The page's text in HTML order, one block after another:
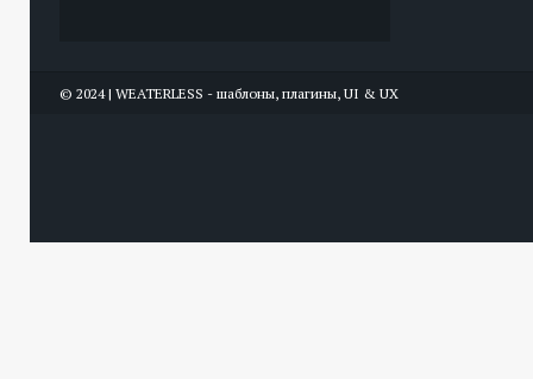
© 2024 | WEATERLESS - шаблоны, плагины, UI & UX